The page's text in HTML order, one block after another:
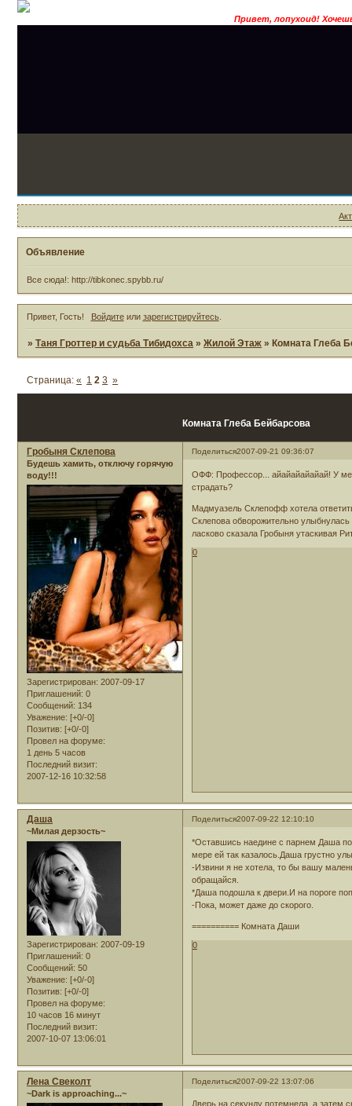
Привет, лопухоид! Хочешь стать
Объявление
Все сюда!: http://tibkonec.spybb.ru/
Привет, Гость! Войдитеили зарегистрируйтесь.
»Таня Гроттер и судьба Тибидохса »Жилой Этаж »Комната Глеба
Комната Глеба Бейбарсова
Страница:« 1 2 3 »
Поделиться2007-09-21 09:36:07
Гробыня Склепова
Будешь хамить, отключу горячую
воду!!!
Зарегистрирован: 2007-09-17
Приглашений: 0
Сообщений: 134
Уважение: [+0/-0]
Позитив: [+0/-0]
Провел на форуме:
1 день 5 часов
Последний визит:
2007-12-16 10:32:58
ОФФ: Профессор... айайайайайай! У
страдать?
Мадмуазель Склепофф хотела
Склепова обворожительно
ласково сказала Гробыня утаскивая
0
Поделиться2007-09-22 12:10:10
Даша
~Милая дерзость~
Зарегистрирован: 2007-09-19
Приглашений: 0
Сообщений: 50
Уважение: [+0/-0]
Позитив: [+0/-0]
Провел на форуме:
10 часов 16 минут
Последний визит:
2007-10-07 13:06:01
*Оставшись наедине с парнем Даша
мере ей так казалось.Даша грустно
-Извини я не хотела, то бы вашу
обращайся.
*Даша подошла к двери.И на пороге
-Пока, может даже до скорого.
========== Комната Даши
0
Поделиться2007-09-22 13:07:06
Лена Свеколт
~Dark is approaching...~
Дверь на секунду потемнела, а затем